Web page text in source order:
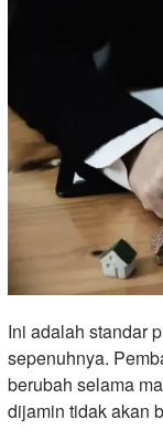
Ini adalah standar
sepenuhnya.
berubah selama
dijamin tidak akan